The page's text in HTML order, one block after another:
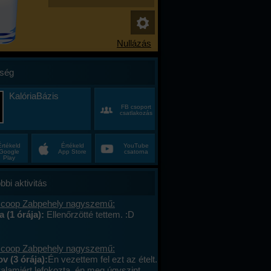
KalóriaBázis
FB csoport
csatlakozás
Play
Értékeld
App Store
YouTube
csatorna
aktivitás
Zabpehely nagyszemű:
(1 órája): Ellenőrzötté tettem. :D
Zabpehely nagyszemű:
(3 órája):Én vezettem fel ezt az ételt.